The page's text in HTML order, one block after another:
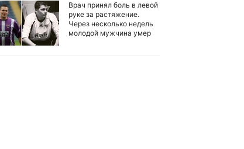
Врач принял боль в левой
руке за растяжение.
Через несколько недель
молодой мужчина умер